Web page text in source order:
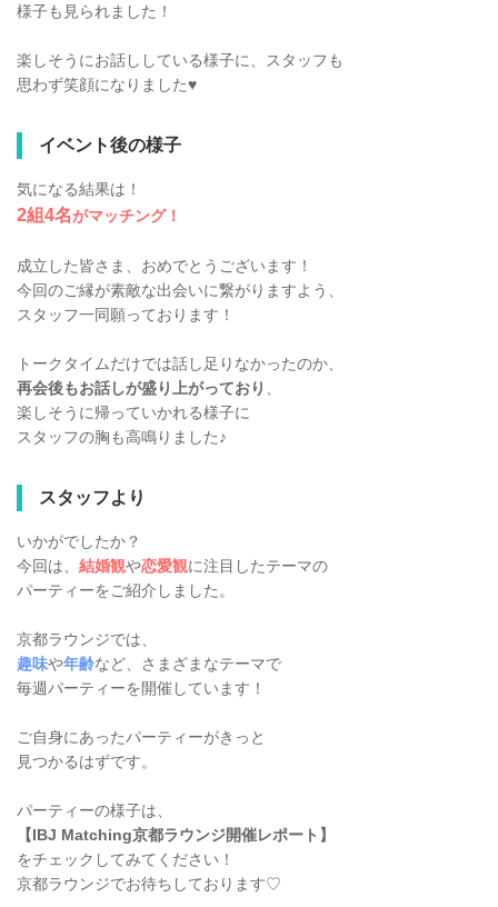
様子も見られました！
楽しそうにお話ししている様子に、スタッフも
思わず笑顔になりました♥
イベント後の様子
気になる結果は！
2組4名がマッチング！
成立した皆さま、おめでとうございます！
今回のご縁が素敵な出会いに繋がりますよう、
スタッフ一同願っております！
トークタイムだけでは話し足りなかったのか、
再会後もお話しが盛り上がっており
楽しそうに帰っていかれる様子に
スタッフの胸も高鳴りました♪
スタッフより
いかがでしたか？
今回は、 結婚観や恋愛観に注目したテーマの
パーティーをご紹介しました。
京都ラウンジでは、
趣味や年齢など、さまざまなテーマで
毎週パーティーを開催しています！
ご自身にあったパーティーがきっと
見つかるはずです。
パーティーの様子は、
【IBJ Matching京都ラウンジ開催レポート】
をチェックしてみてください！
京都ラウンジでお待ちしております♡